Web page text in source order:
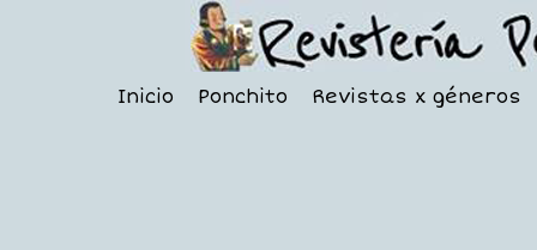
Inicio Ponchito Revistas x géneros